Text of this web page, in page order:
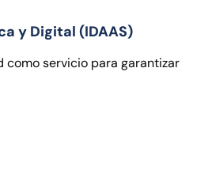
y Digital (IDAAS)
como servicio para garantizar